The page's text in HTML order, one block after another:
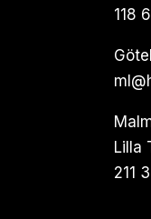
118
Lilla
211